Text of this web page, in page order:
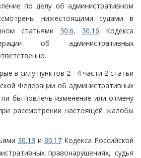
по делу об административном
нижестоящими судами в
статьями 30.6, 30.16 Кодекса
об административных
в силу пунктов 2 - 4 части 2 статьи
Федерации об административных
бы повлечь изменение или отмену
рассмотрении настоящей жалобы
30.13 и 30.17 Кодекса Российской
правонарушениях, судья